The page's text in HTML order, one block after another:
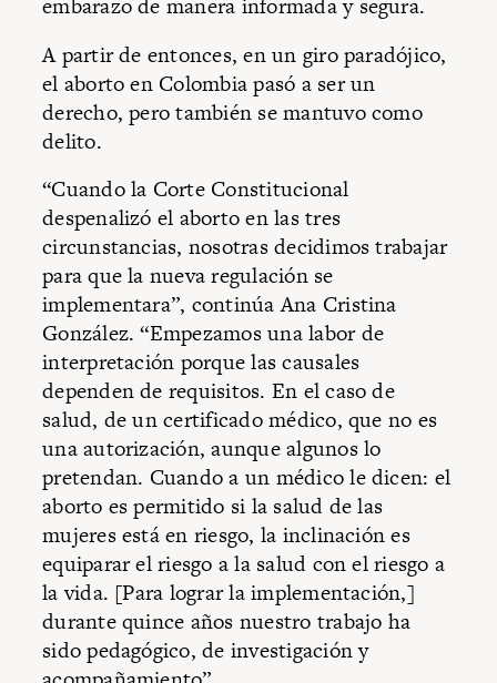
embarazo de manera informada y segura.
A partir de entonces, en un giro paradójico,
el aborto en Colombia pasó a ser un
derecho, pero también se mantuvo como
delito.
“Cuando la Corte Constitucional
despenalizó el aborto en las tres
circunstancias, nosotras decidimos trabajar
para que la nueva regulación se
implementara”, continúa Ana Cristina
González. “Empezamos una labor de
interpretación porque las causales
dependen de requisitos. En el caso de
salud, de un certificado médico, que no es
una autorización, aunque algunos lo
pretendan. Cuando a un médico le dicen: el
aborto es permitido si la salud de las
mujeres está en riesgo, la inclinación es
equiparar el riesgo a la salud con el riesgo a
la vida. [Para lograr la implementación,]
durante quince años nuestro trabajo ha
sido pedagógico, de investigación y